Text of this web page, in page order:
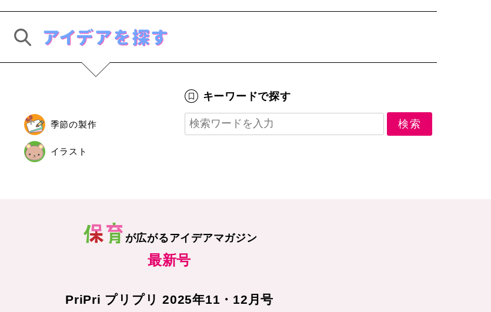
季節の製作
イラスト
キーワードで探す
が広がるアイデアマガジン
最新号
PriPri プリプリ 2025年11・12月号